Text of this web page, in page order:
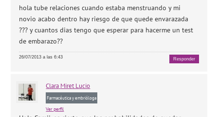
hola tube relaciones cuando estaba menstruando y mi
novio acabo dentro hay riesgo de que quede envarazada
??? y cuantos dias tengo que esperar para hacerme un test
de embarazo??
26/07/2013 a las 6:43 Responder
Clara Miret Lucio
Farmacéutica y embrióloga
Ver perfil